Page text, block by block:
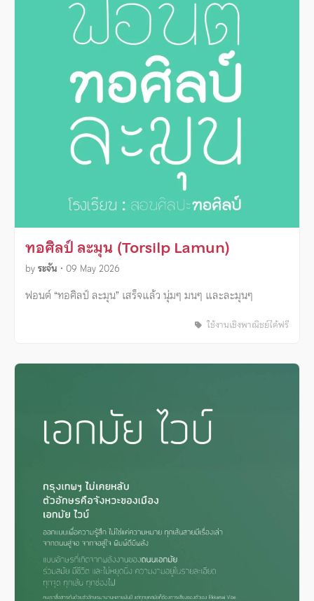
ทอศิลป์ ละมุน (Torsilp Lamun)
byระจัน • 09 May 2026
ฟอนต์ “ทอศิลป์ ละมุน” เสร็จแล้ว นุ่มๆ มนๆ และละมุนๆ
ใช้งานเชิงพาณิชย์ได้ฟรี